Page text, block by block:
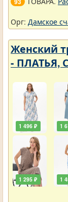
Орг: Дамское
Женский
- ПЛАТЬЯ,
1 496 ₽
1 295 ₽
1
1